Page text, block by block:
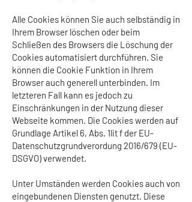
Alle Cookies können Sie auch selbständig in
Ihrem Browser löschen oder beim
Schließen des Browsers die Löschung der
Cookies automatisiert durchführen. Sie
können die Cookie Funktion in Ihrem
Browser auch generell unterbinden. Im
letzteren Fall kann es jedoch zu
Einschränkungen in der Nutzung dieser
Webseite kommen. Die Cookies werden auf
Grundlage Artikel 6, Abs. 1lit f der EU-
Datenschutzgrundverordung 2016/679 (EU-
DSGVO) verwendet.
Unter Umständen werden Cookies auch von
eingebundenen Diensten genutzt. Diese